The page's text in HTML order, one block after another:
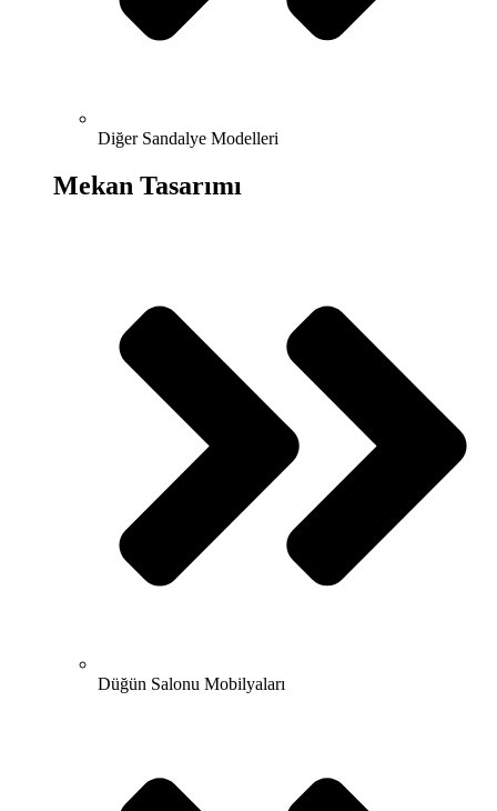
Diğer Sandalye Modelleri
Mekan Tasarımı
Düğün Salonu Mobilyaları